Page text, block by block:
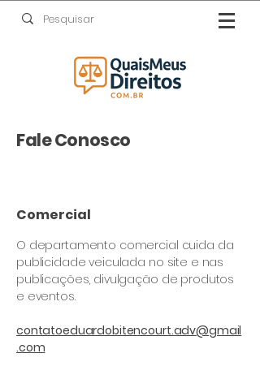
Fale Conosco
Comercial
O departamento comercial cuida da
publicidade veiculada no site e nas
publicações, divulgação de produtos
e eventos.
contatoeduardobitencourt.adv@gmail
.com